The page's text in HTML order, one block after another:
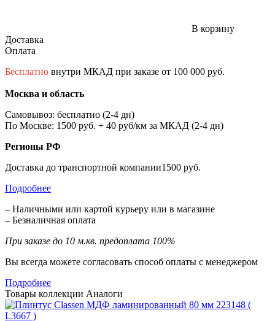
В корзину
Доставка
Оплата
Бесплатно внутри МКАД при заказе от 100 000 руб.
Москва и область
Самовывоз: бесплатно (2-4 дн)
По Москве: 1500 руб. + 40 руб/км за МКАД (2-4 дн)
Регионы РФ
Доставка до транспортной компании1500 руб.
Подробнее
– Наличными или картой курьеру или в магазине
– Безналичная оплата
При заказе до 10 м.кв. предоплата 100%
Вы всегда можете согласовать способ оплаты с менеджером
Подробнее
Товары коллекции Аналоги